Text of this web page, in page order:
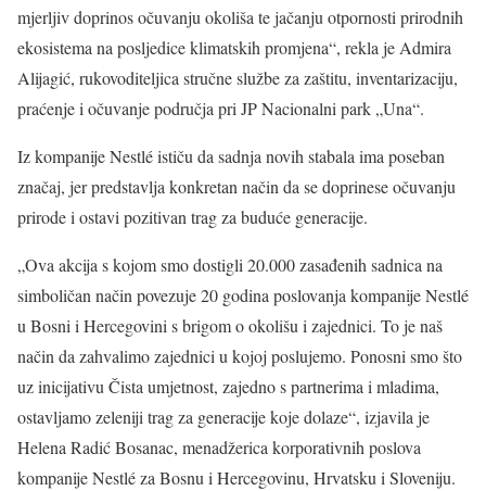
mjerljiv doprinos očuvanju okoliša te jačanju otpornosti prirodnih
ekosistema na posljedice klimatskih promjena“, rekla je Admira
Alijagić, rukovoditeljica stručne službe za zaštitu, inventarizaciju,
praćenje i očuvanje područja pri JP Nacionalni park „Una“.
Iz kompanije Nestlé ističu da sadnja novih stabala ima poseban
značaj, jer predstavlja konkretan način da se doprinese očuvanju
prirode i ostavi pozitivan trag za buduće generacije.
„Ova akcija s kojom smo dostigli 20.000 zasađenih sadnica na
simboličan način povezuje 20 godina poslovanja kompanije Nestlé
u Bosni i Hercegovini s brigom o okolišu i zajednici. To je naš
način da zahvalimo zajednici u kojoj poslujemo. Ponosni smo što
uz inicijativu Čista umjetnost, zajedno s partnerima i mladima,
ostavljamo zeleniji trag za generacije koje dolaze“, izjavila je
Helena Radić Bosanac, menadžerica korporativnih poslova
kompanije Nestlé za Bosnu i Hercegovinu, Hrvatsku i Sloveniju.